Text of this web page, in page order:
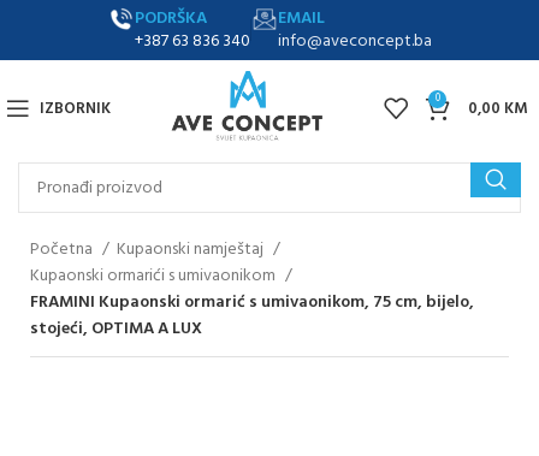
PODRŠKA
+387 63 836 340
EMAIL
info@aveconcept.ba
IZBORNIK 0 0,00 KM
Početna
Kupaonski namještaj
Kupaonski ormarići s umivaonikom
FRAMINI Kupaonski ormarić s umivaonikom, 75 cm, bijelo,
stojeći, OPTIMA A LUX